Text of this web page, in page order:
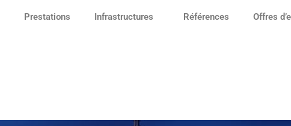
Prestations Infrastructures Références Offres